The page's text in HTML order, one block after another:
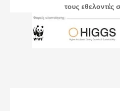
τους εθελοντές